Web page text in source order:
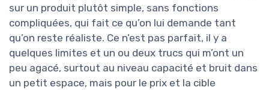
sur un produit plutôt simple, sans fonctions
compliquées, qui fait ce qu’on lui demande tant
qu’on reste réaliste. Ce n’est pas parfait, il y a
quelques limites et un ou deux trucs qui m’ont un
peu agacé, surtout au niveau capacité et bruit dans
un petit espace, mais pour le prix et la cible